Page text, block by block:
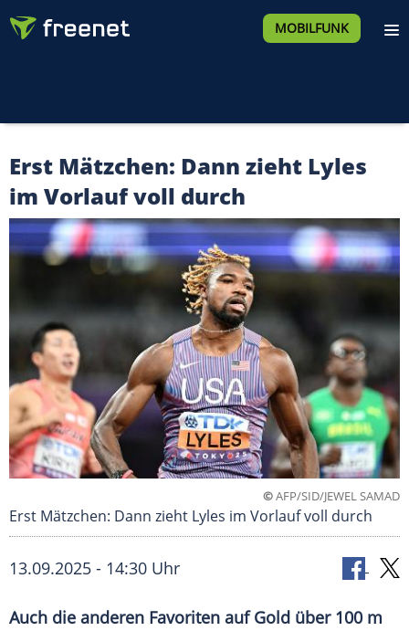
MOBILFUNK
Erst Mätzchen: Dann zieht Lyles
im Vorlauf voll durch
©AFP/SID/JEWEL SAMAD
Erst Mätzchen: Dann zieht Lyles im Vorlauf voll durch
13.09.2025 - 14:30 Uhr
Auch die anderen Favoriten auf Gold über 100 m